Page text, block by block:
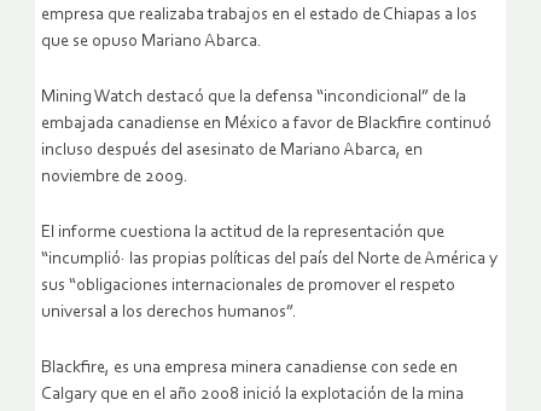
empresa que realizaba trabajos en el estado de Chiapas a los
que se opuso Mariano Abarca.
Mining Watch destacó que la defensa “incondicional” de la
embajada canadiense en México a favor de Blackfire continuó
incluso después del asesinato de Mariano Abarca, en
noviembre de 2009.
El informe cuestiona la actitud de la representación que
“incumplió· las propias políticas del país del Norte de América y
sus “obligaciones internacionales de promover el respeto
universal a los derechos humanos”.
Blackfire, es una empresa minera canadiense con sede en
Calgary que en el año 2008 inició la explotación de la mina